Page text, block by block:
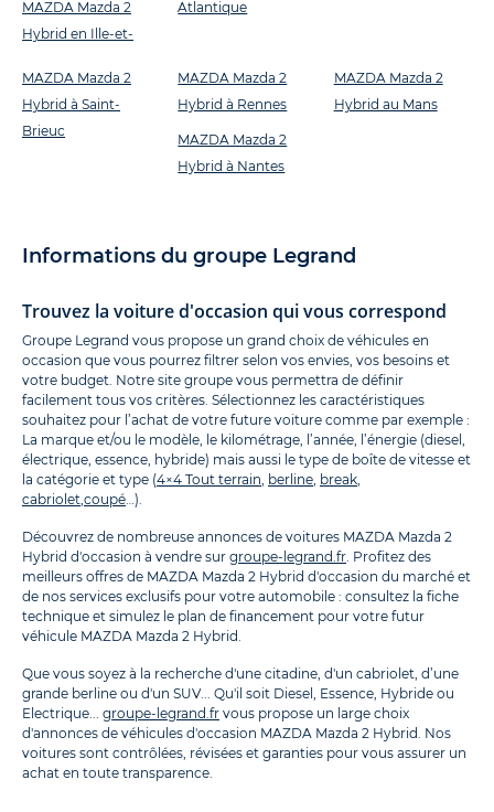
MAZDA Mazda 2
Hybrid en Ille-et-
Atlantique
MAZDA Mazda 2
Hybrid à Saint-
Brieuc
MAZDA Mazda 2
Hybrid à Rennes
MAZDA Mazda 2
Hybrid à Nantes
MAZDA Mazda 2
Hybrid au Mans
Informations du groupe Legrand
Trouvez la voiture d'occasion qui vous correspond
Groupe Legrand vous propose un grand choix de véhicules en
occasion que vous pourrez filtrer selon vos envies, vos besoins et
votre budget. Notre site groupe vous permettra de définir
facilement tous vos critères. Sélectionnez les caractéristiques
souhaitez pour l’achat de votre future voiture comme par exemple :
La marque et/ou le modèle, le kilométrage, l’année, l’énergie (diesel,
électrique, essence, hybride) mais aussi le type de boîte de vitesse et
la catégorie et type (4×4 Tout terrain berline break
cabriolet coupé …).
Découvrez de nombreuse annonces de voitures MAZDA Mazda 2
Hybrid d'occasion à vendre sur groupe-legrand.fr . Profitez des
meilleurs offres de MAZDA Mazda 2 Hybrid d'occasion du marché et
de nos services exclusifs pour votre automobile : consultez la fiche
technique et simulez le plan de financement pour votre futur
véhicule MAZDA Mazda 2 Hybrid.
Que vous soyez à la recherche d'une citadine, d'un cabriolet, d’une
grande berline ou d'un SUV... Qu'il soit Diesel, Essence, Hybride ou
Electrique... groupe-legrand.fr vous propose un large choix
d'annonces de véhicules d'occasion MAZDA Mazda 2 Hybrid. Nos
voitures sont contrôlées, révisées et garanties pour vous assurer un
achat en toute transparence.